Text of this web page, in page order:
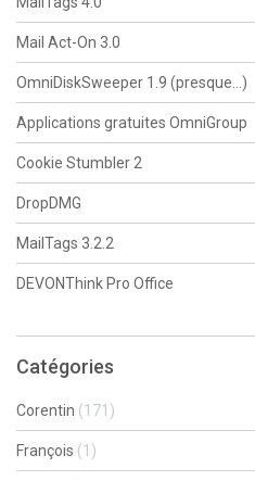
Mail Act-On 3.0
OmniDiskSweeper 1.9 (presque…)
Applications gratuites OmniGroup
Cookie Stumbler 2
DropDMG
MailTags 3.2.2
DEVONThink Pro Office
Catégories
Corentin (171)
François (1)